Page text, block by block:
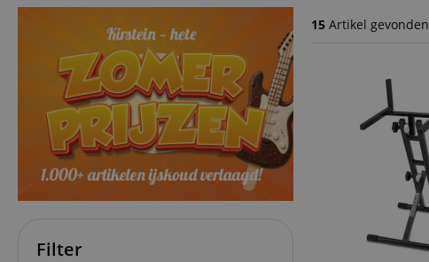
15 Artikel gevonden
Filter